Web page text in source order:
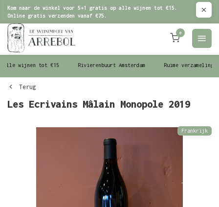
Kom naar de winkel voor 5+1 gratis op alle wijnen tot €15.
Online gratis verzenden vanaf €75.
0
wijnen tot €15 Rivierenbuurt Amsterdam Ruime verzameling
Terug
Les Ecrivains Mâlain Monopole 2019
Frankrijk